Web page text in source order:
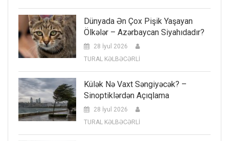
Dünyada Ən Çox Pişik Yaşayan
Ölkələr – Azərbaycan Siyahıdadır?
28 İyul 2026
TURAL KƏLBƏCƏRLİ
Külək Nə Vaxt Səngiyəcək? –
Sinoptiklərdən Açıqlama
28 İyul 2026
TURAL KƏLBƏCƏRLİ